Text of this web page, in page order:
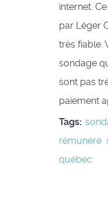
internet.
par Léger
très fiable.
sondage
sont pas
paiement
Tags:
rémunéré
québec